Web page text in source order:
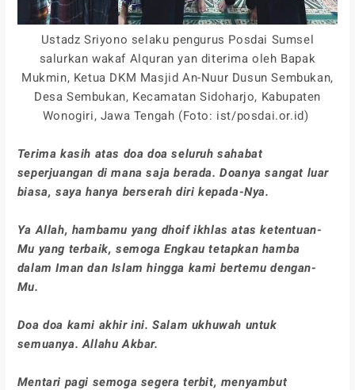
Ustadz Sriyono selaku pengurus Posdai Sumsel
salurkan wakaf Alquran yan diterima oleh Bapak
Mukmin, Ketua DKM Masjid An-Nuur Dusun Sembukan,
Desa Sembukan, Kecamatan Sidoharjo, Kabupaten
Wonogiri, Jawa Tengah (Foto: ist/posdai.or.id)
Terima kasih atas doa doa seluruh sahabat
seperjuangan di mana saja berada. Doanya sangat luar
biasa, saya hanya berserah diri kepada-Nya.
Ya Allah, hambamu yang dhoif ikhlas atas ketentuan-
Mu yang terbaik, semoga Engkau tetapkan hamba
dalam Iman dan Islam hingga kami bertemu dengan-
Mu.
Doa doa kami akhir ini. Salam ukhuwah untuk
semuanya. Allahu Akbar.
Mentari pagi semoga segera terbit, menyambut